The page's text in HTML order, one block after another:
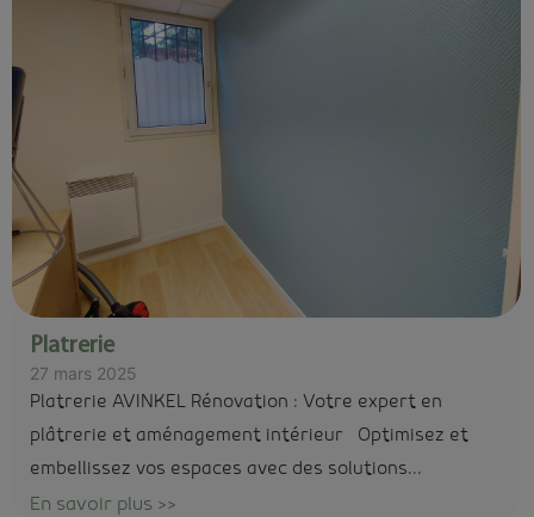
Platrerie
27 mars 2025
Platrerie AVINKEL Rénovation : Votre expert en
plâtrerie et aménagement intérieur Optimisez et
embellissez vos espaces avec des solutions...
En savoir plus >>